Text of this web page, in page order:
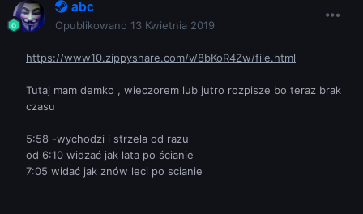
abc
Opublikowano 13 Kwietnia 2019
https://www10.zippyshare.com/v/8bKoR4Zw/file.html
Tutaj mam demko , wieczorem lub jutro rozpisze bo teraz brak
czasu
5:58 -wychodzi i strzela od razu
od 6:10 widzać jak lata po ścianie
7:05 widać jak znów leci po scianie